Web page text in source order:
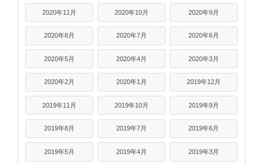
2020年11月 2020年10月 2020年9月
2020年8月 2020年7月 2020年6月
2020年5月 2020年4月 2020年3月
2020年2月 2020年1月 2019年12月
2019年11月 2019年10月 2019年9月
2019年8月 2019年7月 2019年6月
2019年5月 2019年4月 2019年3月